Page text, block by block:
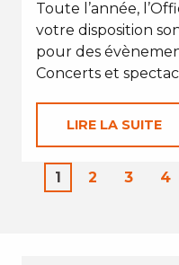
Toute l’année,
votre disposition
pour des
Concerts et
LIRE LA SUITE
1 2 3 4